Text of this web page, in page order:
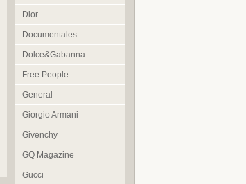
Dior
Documentales
Dolce&Gabanna
Free People
General
Giorgio Armani
Givenchy
GQ Magazine
Gucci